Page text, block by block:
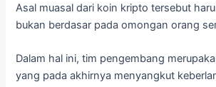
Asal muasal dari koin kripto tersebut
bukan berdasar pada omongan orang
Dalam hal ini, tim pengembang
yang pada akhirnya menyangkut